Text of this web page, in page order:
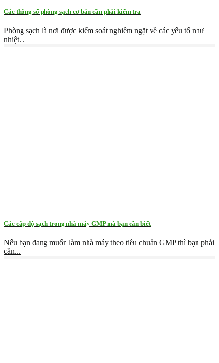
Các thông số phòng sạch cơ bản cần phải kiểm tra
Phòng sạch là nơi được kiểm soát nghiêm ngặt về các yếu tố như
nhiệt...
Các cấp độ sạch trong nhà máy GMP mà bạn cần biết
Nếu bạn đang muốn làm nhà máy theo tiêu chuẩn GMP thì bạn phải
cần...